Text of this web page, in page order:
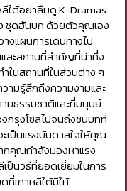
ใต้อย่าลืมดู K-Dramas
ชุดฮันบก ด้วยตัวคุณเอง
งแผนการเดินทางไป
ละสถานที่สำคัญที่น่าทึ่ง
ในสถานที่ในส่วนต่าง ๆ
ามรู้สึกถึงความงามและ
มธรรมชาติและที่มนุษย์
กรุงโซลไปจนถึงชนบทที่
เป็นแรงบันดาลใจให้คุณ
กคุณกำลังมองหาแรง
ป็นวิธีที่ยอดเยี่ยมในการ
เกาหลีใต้มีให้